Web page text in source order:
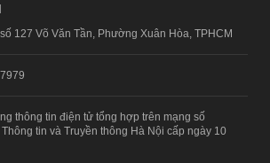
127 Võ Văn Tần, Phường Xuân Hòa, TPHCM
thông tin điện tử tổng hợp trên mạng số
tin và Truyền thông Hà Nội cấp ngày 10